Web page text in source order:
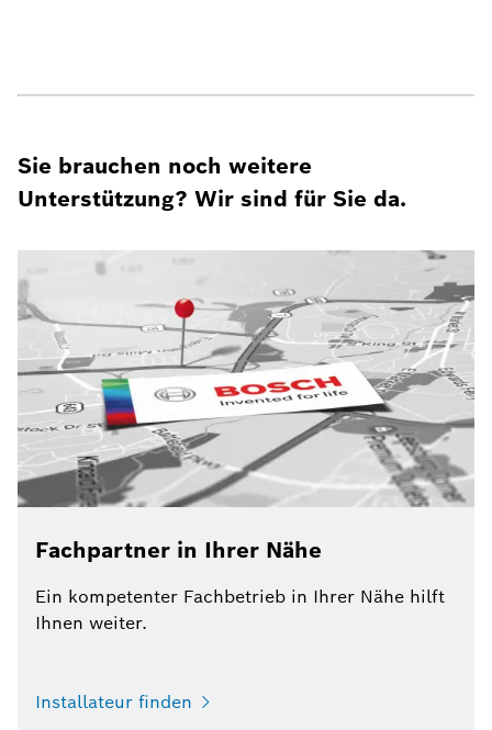
Sie brauchen noch weitere
Unterstützung? Wir sind für Sie da.
Fachpartner in Ihrer Nähe
Ein kompetenter Fachbetrieb in Ihrer Nähe hilft
Ihnen weiter.
Installateur finden